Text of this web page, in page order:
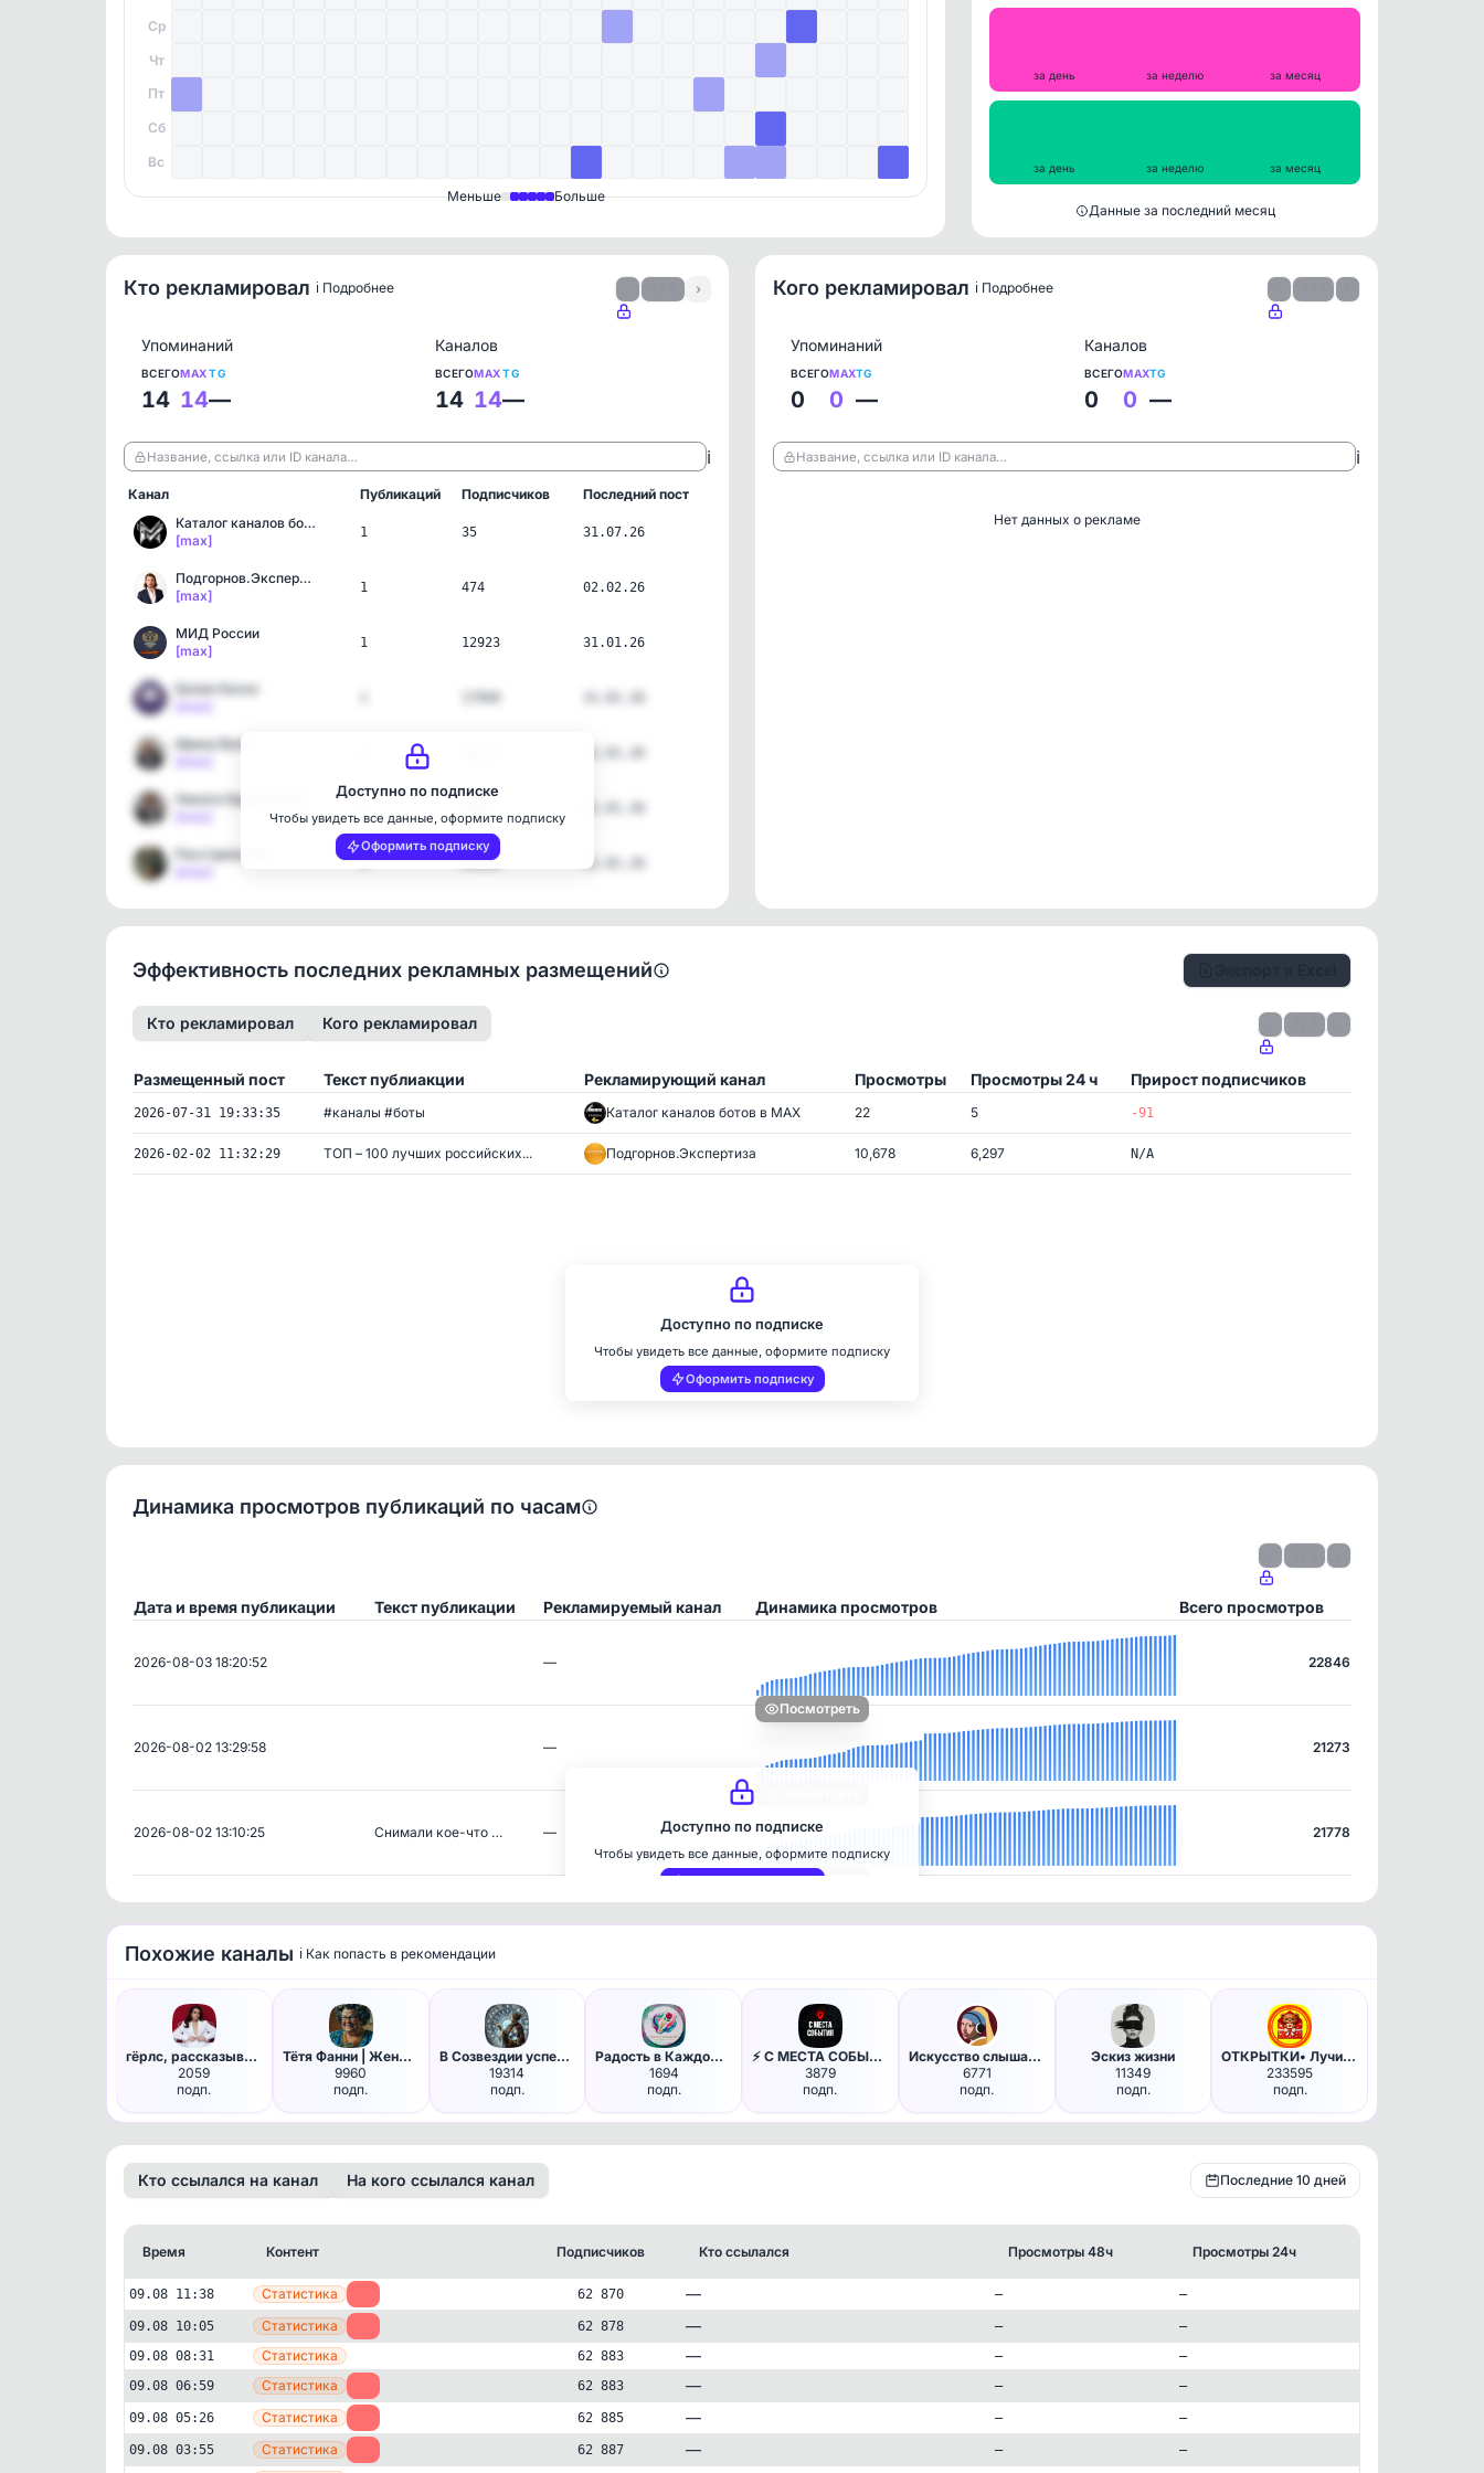
Ср
Чт
Пт
Сб
Вс
Меньше Больше
за день за неделю за месяц
за день за неделю за месяц
Данные за последний месяц
Кто рекламировал ℹ️ Подробнее ›
Упоминаний
ВСЕГО
14
MAX
14
TG
—
Каналов
ВСЕГО
14
MAX
14
TG
—
Название, ссылка или ID канала… ℹ️
Канал Публикаций Подписчиков
Последний пост
Каталог каналов ботов в …
[max]
1 35 31.07.26
Подгорнов.Экспертиза
[max]
1 474 02.02.26
МИД России
[max]
1 12923 31.01.26
Белая Каска
Ирина Волк
Никита Кричевский
Расстрельный
1 25924 31.01.26
Доступно по подписке
Чтобы увидеть все данные, оформите подписку
Оформить подписку
Кого рекламировал ℹ️ Подробнее
Упоминаний
ВСЕГО
0
MAX
0
TG
—
Каналов
ВСЕГО
0
MAX
0
TG
—
Название, ссылка или ID канала… ℹ️
Нет данных о рекламе
Эффективность последних рекламных размещений
Кто рекламировал Кого рекламировал
Размещенный пост Текст публиакции Рекламирующий канал Просмотры Просмотры 24 ч Прирост подписчиков
2026-07-31 19:33:35 #каналы #боты Каталог каналов ботов в MAX 22 5 -91
2026-02-02 11:32:29 ТОП – 100 лучших российских... Подгорнов.Экспертиза 10,678 6,297 N/A
Доступно по подписке
Чтобы увидеть все данные, оформите подписку
Оформить подписку
Динамика просмотров публикаций по часам
Дата и время публикации Текст публикации Рекламируемый канал Динамика просмотров Всего просмотров
2026-08-03 18:20:52 —
Посмотреть
22846
2026-08-02 13:29:58 — 21273
2026-08-02 13:10:25 Снимали кое-что … —
Посмотреть
21778
Доступно по подписке
Чтобы увидеть все данные, оформите подписку
Оформить подписку
Похожие каналы ℹ️ Как попасть в рекомендации
гёрлс, рассказываю
2059
подп.
Тётя Фанни | Женский юмор
9960
подп.
В Созвездии успеха | Эзотерик…
19314
подп.
Радость в Каждом Дне✨Открытки
1694
подп.
⚡️ С МЕСТА СОБЫТИЯ - актуальн…
3879
подп.
Искусство слышать | Картины, …
6771
подп.
Эскиз жизни
11349
подп.
ОТКРЫТКИ• Лучик Добра• пожела…
233595
подп.
Авторский Развлечения
Милана Некрасова
62'870 подписчиков
Кто ссылался на канал На кого ссылался канал Последние 10 дней
Время Контент Подписчиков Кто ссылался Просмотры 48ч Просмотры 24ч
09.08 11:38 Статистика 62 870 — — —
09.08 10:05 Статистика 62 878 — —
—
09.08 08:31
Статистика 62 883 — —
—
09.08 06:59
Статистика 62 883 — — —
09.08 05:26 Статистика 62 885 — — —
09.08 03:55 Статистика 62 887 — —
—